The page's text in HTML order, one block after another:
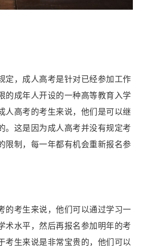
定，成人高考是针对已经参加工作
的成年人开设的一种高等教育入学
人高考的考生来说，他们是可以继
。这是因为成人高考并没有规定考
限制，每一年都有机会重新报名参
的考生来说，他们可以通过学习一
术水平，然后再报名参加明年的考
考生来说是非常宝贵的，他们可以